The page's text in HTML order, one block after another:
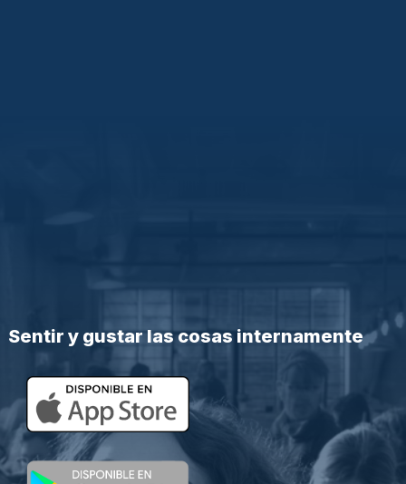
Sentir y gustar las cosas internamente